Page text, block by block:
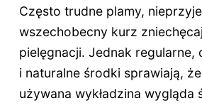
Często trudne plamy,
wszechobecny kurz
pielęgnacji. Jednak regularne,
i naturalne środki sprawiają,
używana wykładzina wygląda